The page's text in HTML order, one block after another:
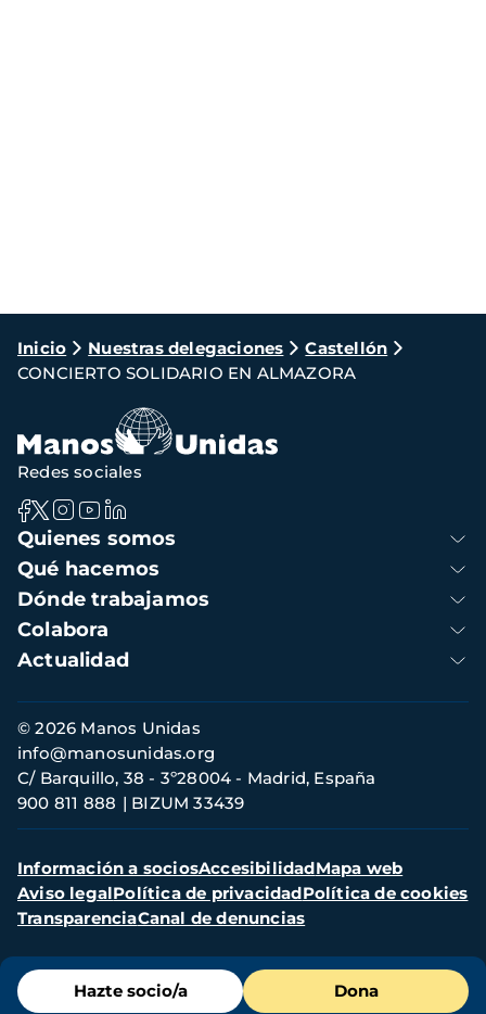
Ruta
de
navegación
Inicio Nuestras delegaciones
Castellón
CONCIERTO SOLIDARIO EN ALMAZORA
Menú
de
Hazte socio/a Dona
Navegación
principal
Quienes somos
Qué hacemos
Dónde trabajamos
Colabora
Actualidad
Redes sociales
Información
de
contacto
© 2026 Manos Unidas
C/ Barquillo, 38 - 3º28004 - Madrid, España
900 811 888
BIZUM 33439
info@manosunidas.org
Menú
secundario
Información a sociosAccesibilidadMapa web
Aviso legalPolítica de privacidadPolítica de cookies
TransparenciaCanal de denuncias